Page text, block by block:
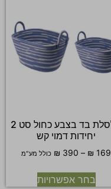
סלסלת בד בצבע כחול סט 2
יחידות דמוי קש
₪ 169
–
₪ 390 כולל מע"מ
בחר אפשרויות